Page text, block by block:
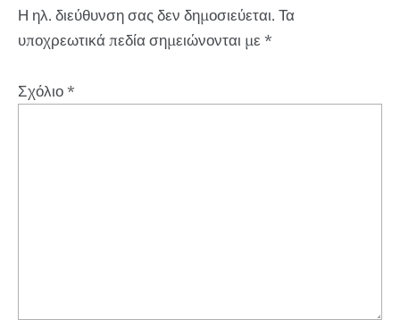
Η ηλ. διεύθυνση σας δεν δημοσιεύεται. Τα
υποχρεωτικά πεδία σημειώνονται με *
Σχόλιο*